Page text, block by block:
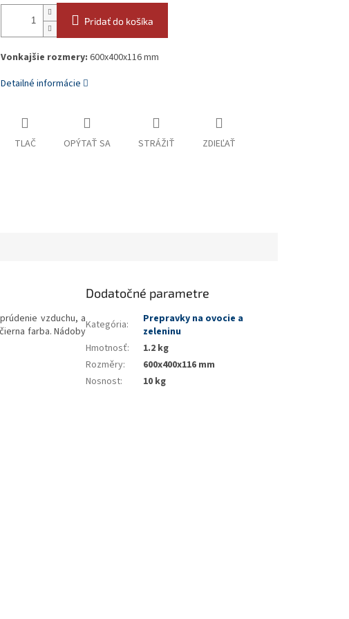
Pridať do košíka
Vonkajšie rozmery: 600x400x116 mm
Detailné informácie
TLAČ OPÝTAŤ SA STRÁŽIŤ ZDIEĽAŤ
vzduchu, a
farba. Nádoby
Dodatočné parametre
Kategória:
Prepravky na ovocie a
zeleninu
Hmotnosť:
1.2 kg
Rozměry:
600x400x116 mm
Nosnost: 10 kg